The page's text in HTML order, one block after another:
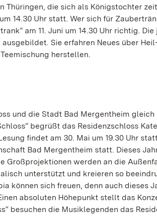
Thüringen, die sich als Königstochter
14.30 Uhr statt. Wer sich für
am 11. Juni um 14.30 Uhr richtig.
Sie erfahren Neues über
herstellen.
und die Stadt Bad Mergentheim
begrüßt das Residenzschloss
findet am 30. Mai um 19.30 Uhr
Bad Mergentheim statt. Dieses
Großprojektionen werden an die
unterstützt und kreieren so
können sich freuen, denn auch dieses
absoluten Höhepunkt stellt das
besuchen die Musiklegenden das